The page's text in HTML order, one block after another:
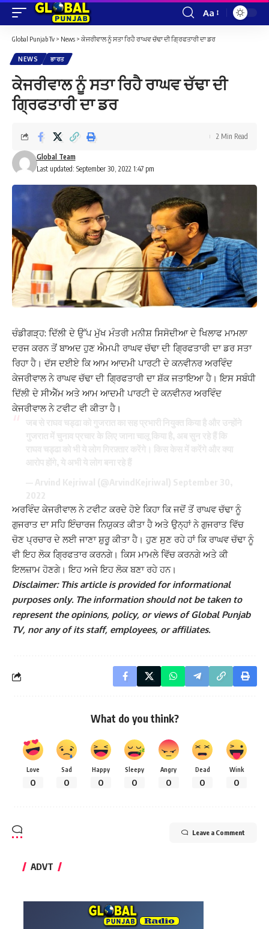
Font
Aa
Global Punjab Tv > News > ਕੇਜਰੀਵਾਲ ਨੂੰ ਸਤਾ ਰਿਹੈ ਰਾਘਵ ਚੱਢਾ ਦੀ ਗ੍ਰਿਫਤਾਰੀ ਦਾ ਡਰ
NEWS ਭਾਰਤ
ਕੇਜਰੀਵਾਲ ਨੂੰ ਸਤਾ ਰਿਹੈ ਰਾਘਵ ਚੱਢਾ ਦੀ
ਗ੍ਰਿਫਤਾਰੀ ਦਾ ਡਰ
Last updated: September 30, 2022 1:47 pm
Global Team
2 Min Read
ਚੰਡੀਗੜ੍ਹ: ਦਿੱਲੀ ਦੇ ਉੱਪ ਮੁੱਖ ਮੰਤਰੀ ਮਨੀਸ਼ ਸਿਸੋਦੀਆ ਦੇ ਖਿਲਾਫ ਮਾਮਲਾ
ਦਰਜ ਕਰਨ ਤੋਂ ਬਾਅਦ ਹੁਣ ਐਮਪੀ ਰਾਘਵ ਚੱਢਾ ਦੀ ਗ੍ਰਿਫਤਾਰੀ ਦਾ ਡਰ ਸਤਾ
ਰਿਹਾ ਹੈ। ਦੱਸ ਦਈਏ ਕਿ ਆਮ ਆਦਮੀ ਪਾਰਟੀ ਦੇ ਕਨਵੀਨਰ ਅਰਵਿੰਦ
ਕੇਜਰੀਵਾਲ ਨੇ ਰਾਘਵ ਚੱਢਾ ਦੀ ਗ੍ਰਿਫਤਾਰੀ ਦਾ ਸ਼ੱਕ ਜਤਾਇਆ ਹੈ। ਇਸ ਸਬੰਧੀ
ਦਿੱਲੀ ਦੇ ਸੀਐੱਮ ਅਤੇ ਆਮ ਆਦਮੀ ਪਾਰਟੀ ਦੇ ਕਨਵੀਨਰ ਅਰਵਿੰਦ
ਕੇਜਰੀਵਾਲ ਨੇ ਟਵੀਟ ਵੀ ਕੀਤਾ ਹੈ।
ਅਰਵਿੰਦ ਕੇਜਰੀਵਾਲ ਨੇ ਟਵੀਟ ਕਰਦੇ ਹੋਏ ਕਿਹਾ ਕਿ ਜਦੋਂ ਤੋਂ ਰਾਘਵ ਚੱਢਾ ਨੂੰ
ਗੁਜਰਾਤ ਦਾ ਸਹਿ ਇੰਚਾਰਜ ਨਿਯੁਕਤ ਕੀਤਾ ਹੈ ਅਤੇ ਉਨ੍ਹਾਂ ਨੇ ਗੁਜਰਾਤ ਵਿੱਚ
ਚੋਣ ਪ੍ਰਚਾਰ ਦੇ ਲਈ ਜਾਣਾ ਸ਼ੁਰੂ ਕੀਤਾ ਹੈ। ਹੁਣ ਸੁਣ ਰਹੇ ਹਾਂ ਕਿ ਰਾਘਵ ਚੱਢਾ ਨੂੰ
ਵੀ ਇਹ ਲੋਕ ਗ੍ਰਿਫਤਾਰ ਕਰਨਗੇ। ਕਿਸ ਮਾਮਲੇ ਵਿੱਚ ਕਰਨਗੇ ਅਤੇ ਕੀ
ਇਲਜ਼ਾਮ ਹੋਣਗੇ। ਇਹ ਅਜੇ ਇਹ ਲੋਕ ਬਣਾ ਰਹੇ ਹਨ।
Disclaimer: This article is provided for informational
purposes only. The information should not be taken to
represent the opinions, policy, or views of Global Punjab
TV, nor any of its staff, employees, or affiliates.
What do you think?
Love
0
Sad
0
Happy
0
Sleepy
0
Angry
0
Dead
0
Wink
0
Leave a Comment
ADVT